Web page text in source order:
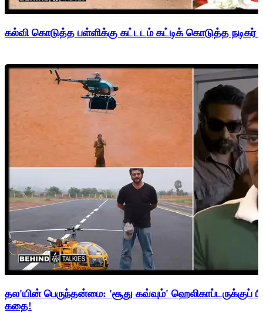
கல்வி கொடுத்த பள்ளிக்கு கட்டடம் கட்டிக் கொடுத்த நடிகர்
தல'யின் பெருந்தன்மை: 'சூது கவ்வும்' ஹெலிகாப்டருக்குப்
கதை!